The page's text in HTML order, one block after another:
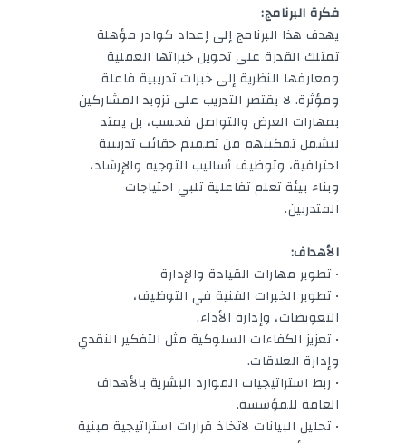
فكرة البرنامج:
يهدف هذا البرنامج إلى إعداد كوادر مؤهلة
تمتلك القدرة على تحويل خبراتها العملية
ومعارفها النظرية إلى خبرات تدريبية فاعلة
ومؤثرة. لا يقتصر التدريب على تزويد المشاركين
بمهارات العرض والتواصل فحسب، بل يمتد
ليشمل تمكينهم من تصميم حقائب تدريبية
احترافية، وتوظيف أساليب التوجيه والإرشاد،
وبناء بيئة تعلم تفاعلية تلبي احتياجات
المتدربين.
الأهداف:
• تطوير مهارات القيادة والإدارة
• تطوير الخبرات الفنية في التوظيف،
التعويضات، وإدارة الأداء.
• تعزيز الكفاءات السلوكية مثل التفكير النقدي
وإدارة العلاقات.
• ربط استراتيجيات الموارد البشرية بالأهداف
العامة للمؤسسة.
• تحليل البيانات لاتخاذ قرارات استراتيجية مبنية